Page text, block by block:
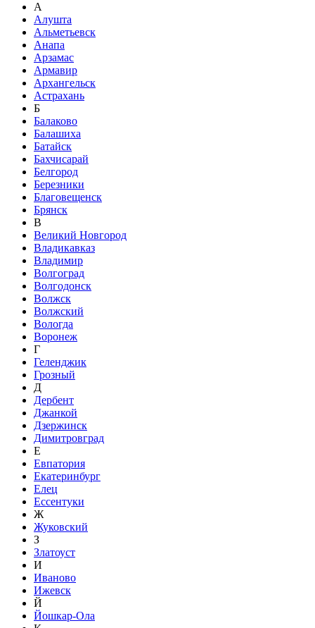
А
Алушта
Альметьевск
Анапа
Арзамас
Армавир
Архангельск
Астрахань
Б
Балаково
Балашиха
Батайск
Бахчисарай
Белгород
Березники
Благовещенск
Брянск
В
Великий Новгород
Владикавказ
Владимир
Волгоград
Волгодонск
Волжск
Волжский
Вологда
Воронеж
Г
Геленджик
Грозный
Д
Дербент
Джанкой
Дзержинск
Димитровград
Е
Евпатория
Екатеринбург
Елец
Ессентуки
Ж
Жуковский
З
Златоуст
И
Иваново
Ижевск
Й
Йошкар-Ола